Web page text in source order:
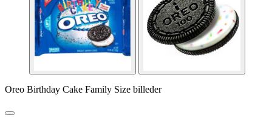
Oreo Birthday Cake Family Size billeder